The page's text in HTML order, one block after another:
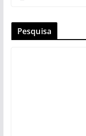
Pesquisa